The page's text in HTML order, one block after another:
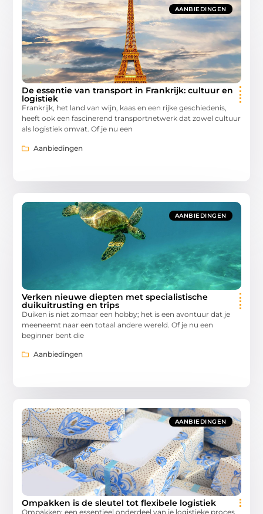
AANBIEDINGEN
De essentie van transport in Frankrijk: cultuur en
logistiek
Frankrijk, het land van wijn, kaas en een rijke geschiedenis,
heeft ook een fascinerend transportnetwerk dat zowel cultuur
als logistiek omvat. Of je nu een
Aanbiedingen
AANBIEDINGEN
Verken nieuwe diepten met specialistische
duikuitrusting en trips
Duiken is niet zomaar een hobby; het is een avontuur dat je
meeneemt naar een totaal andere wereld. Of je nu een
beginner bent die
Aanbiedingen
AANBIEDINGEN
Ompakken is de sleutel tot flexibele logistiek
Ompakken: een essentieel onderdeel van je logistieke proces